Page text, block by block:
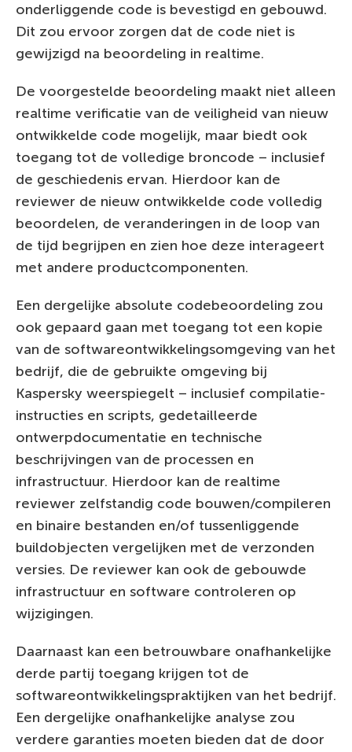
onderliggende code is bevestigd en gebouwd.
Dit zou ervoor zorgen dat de code niet is
gewijzigd na beoordeling in realtime.
De voorgestelde beoordeling maakt niet alleen
realtime verificatie van de veiligheid van nieuw
ontwikkelde code mogelijk, maar biedt ook
toegang tot de volledige broncode – inclusief
de geschiedenis ervan. Hierdoor kan de
reviewer de nieuw ontwikkelde code volledig
beoordelen, de veranderingen in de loop van
de tijd begrijpen en zien hoe deze interageert
met andere productcomponenten.
Een dergelijke absolute codebeoordeling zou
ook gepaard gaan met toegang tot een kopie
van de softwareontwikkelingsomgeving van het
bedrijf, die de gebruikte omgeving bij
Kaspersky weerspiegelt – inclusief compilatie-
instructies en scripts, gedetailleerde
ontwerpdocumentatie en technische
beschrijvingen van de processen en
infrastructuur. Hierdoor kan de realtime
reviewer zelfstandig code bouwen/compileren
en binaire bestanden en/of tussenliggende
buildobjecten vergelijken met de verzonden
versies. De reviewer kan ook de gebouwde
infrastructuur en software controleren op
wijzigingen.
Daarnaast kan een betrouwbare onafhankelijke
derde partij toegang krijgen tot de
softwareontwikkelingspraktijken van het bedrijf.
Een dergelijke onafhankelijke analyse zou
verdere garanties moeten bieden dat de door